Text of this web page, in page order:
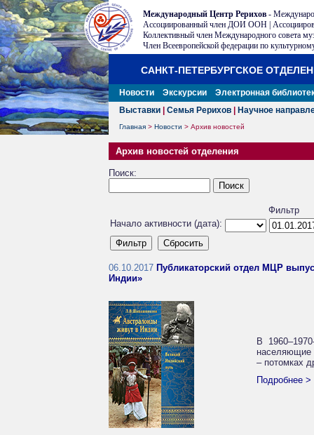
Международный Центр Рерихов -
Ассоциированный член ДОИ ООН |
Коллективный член Международного совета
Член Всеевропейской федерации по
САНКТ-ПЕТЕРБУРГСКОЕ
Новости Экскурсии
Электронная
Выставки
Семья Рерихов Научное
Главная > Новости > Архив новостей
Архив новостей отделения
Поиск:
Фильтр
Начало активности (дата):
06.10.2017 Публикаторский отдел МЦР
Индии»
В
населяющие
– потомках
Подробнее >